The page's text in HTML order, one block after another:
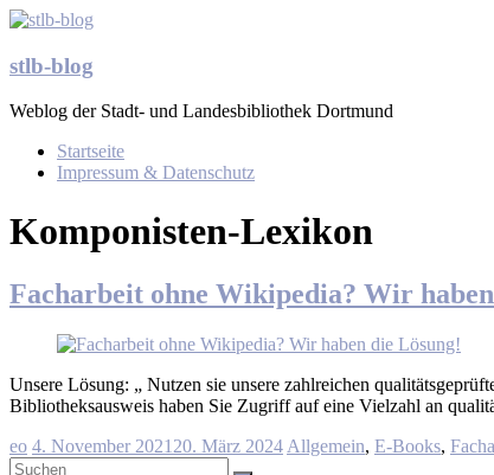
Zum
springen
stlb-blog
Weblog der Stadt- und Landesbibliothek Dortmund
Menü
Startseite
Impressum & Datenschutz
Komponisten-Lexikon
Facharbeit ohne Wikipedia? Wir
Unsere Lösung: „ Nutzen sie unsere zahlreichen
Bibliotheksausweis haben Sie Zugriff auf eine Vielzahl an
eo 4. November 2021 20. März 2024 Allgemein, E-Books,